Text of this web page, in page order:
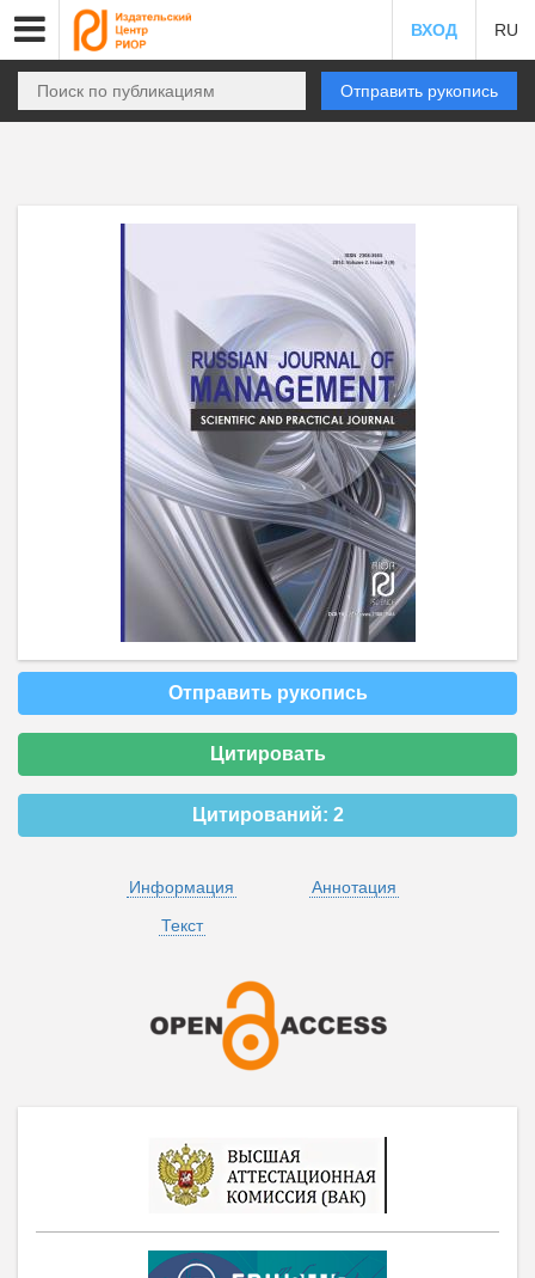
ВХОД RU
Отправить рукопись
Отправить рукопись
Цитировать
Цитирований: 2
Информация
Аннотация
Текст